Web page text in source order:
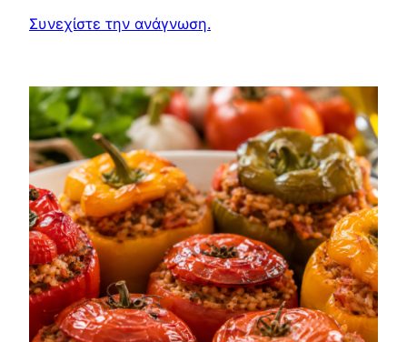
Συνεχίστε την ανάγνωση.